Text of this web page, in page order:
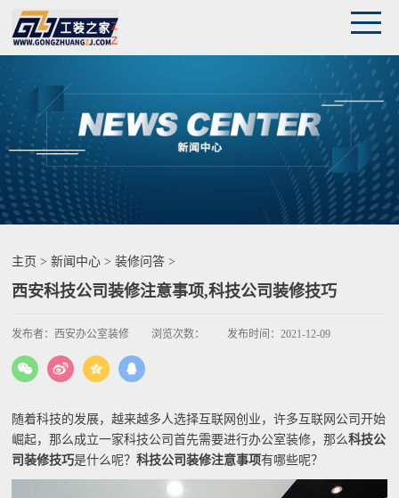
主页 >新闻中心 >装修问答 >
西安科技公司装修注意事项,科技公司装修技巧
发布者： 西安办公室装修 浏览次数： 发布时间：2021-12-09
随着科技的发展，越来越多人选择互联网创业，许多互联网公司开始
崛起，那么成立一家科技公司首先需要进行办公室装修，那么科技公
司装修技巧是什么呢？科技公司装修注意事项有哪些呢？